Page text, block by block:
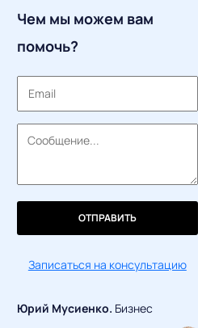
Шаг 8: протестируйте созданный
продукт
Стоимость создания клона KuCoin
Чем мы можем вам
помочь?
ОТПРАВИТЬ
Записаться на консультацию
Юрий Мусиенко. Бизнес